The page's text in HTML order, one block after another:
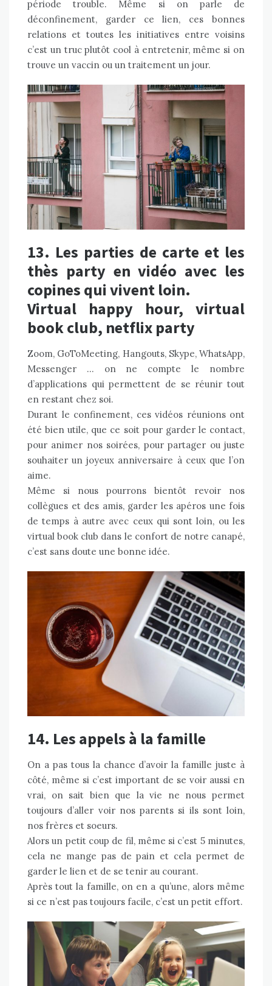
période trouble. Même si on parle de
déconfinement, garder ce lien, ces bonnes
relations et toutes les initiatives entre voisins
c’est un truc plutôt cool à entretenir, même si on
trouve un vaccin ou un traitement un jour.
13. Les parties de carte et les
thès party en vidéo avec les
copines qui vivent loin.
Virtual happy hour, virtual
book club, netflix party
Zoom, GoToMeeting, Hangouts, Skype, WhatsApp,
Messenger … on ne compte le nombre
d’applications qui permettent de se réunir tout
en restant chez soi.
Durant le confinement, ces vidéos réunions ont
été bien utile, que ce soit pour garder le contact,
pour animer nos soirées, pour partager ou juste
souhaiter un joyeux anniversaire à ceux que l’on
aime.
Même si nous pourrons bientôt revoir nos
collègues et des amis, garder les apéros une fois
de temps à autre avec ceux qui sont loin, ou les
virtual book club dans le confort de notre canapé,
c’est sans doute une bonne idée.
14. Les appels à la famille
On a pas tous la chance d’avoir la famille juste à
côté, même si c’est important de se voir aussi en
vrai, on sait bien que la vie ne nous permet
toujours d’aller voir nos parents si ils sont loin,
nos frères et soeurs.
Alors un petit coup de fil, même si c’est 5 minutes,
cela ne mange pas de pain et cela permet de
garder le lien et de se tenir au courant.
Après tout la famille, on en a qu’une, alors même
si ce n’est pas toujours facile, c’est un petit effort.